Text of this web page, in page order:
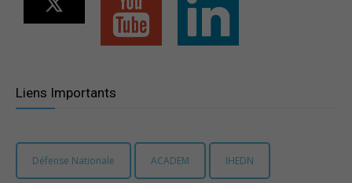
Paris
Liens Importants
Défense Nationale ACADEM IHEDN